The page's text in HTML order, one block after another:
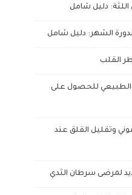
دليل شامل
الشهر: دليل شامل
القلب
الطبيعي للحصول على
وتقليل القلق عند
لمرضى سرطان الثدي